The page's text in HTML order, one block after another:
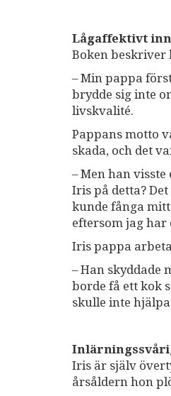
Lågaffektivt
Boken beskriver
– Min pappa
brydde sig inte
livskvalité.
Pappans motto
skada, och det
– Men han
Iris på detta?
kunde fånga
eftersom jag har
Iris pappa
– Han skyddade
borde få ett kok
skulle inte
Iris är själv
årsåldern hon